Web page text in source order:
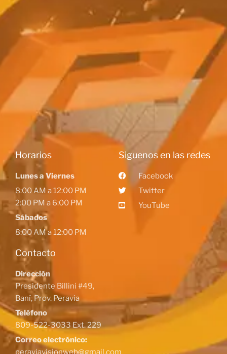
Horarios
Lunes a Viernes
8:00 AM a 12:00 PM
2:00 PM a 6:00 PM
Sábados
8:00 AM a 12:00 PM
Contacto
Dirección
Presidente Billini #49,
Baní, Prov. Peravia
Teléfono
809-522-3033 Ext. 229
Correo electrónico:
peraviavisionweb@gmail.com
Siguenos en las redes
Facebook
Twitter
YouTube